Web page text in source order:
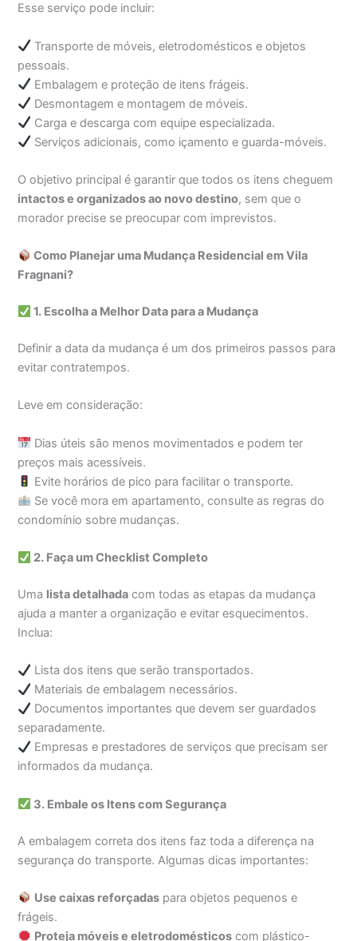
Esse serviço pode incluir:
Transporte de móveis, eletrodomésticos e objetos
pessoais.
Embalagem e proteção de itens frágeis.
Desmontagem e montagem de móveis.
Carga e descarga com equipe especializada.
Serviços adicionais, como içamento e guarda-móveis.
O objetivo principal é garantir que todos os itens cheguem
intactos e organizados ao novo destino, sem que o
morador precise se preocupar com imprevistos.
Como Planejar uma Mudança Residencial em Vila
Fragnani?
1. Escolha a Melhor Data para a Mudança
Definir a data da mudança é um dos primeiros passos para
evitar contratempos.
Leve em consideração:
Dias úteis são menos movimentados e podem ter
preços mais acessíveis.
Evite horários de pico para facilitar o transporte.
Se você mora em apartamento, consulte as regras do
condomínio sobre mudanças.
2. Faça um Checklist Completo
Uma lista detalhada com todas as etapas da mudança
ajuda a manter a organização e evitar esquecimentos.
Inclua:
Lista dos itens que serão transportados.
Materiais de embalagem necessários.
Documentos importantes que devem ser guardados
separadamente.
Empresas e prestadores de serviços que precisam ser
informados da mudança.
3. Embale os Itens com Segurança
A embalagem correta dos itens faz toda a diferença na
segurança do transporte. Algumas dicas importantes:
Use caixas reforçadas para objetos pequenos e
frágeis.
Proteja móveis e eletrodomésticos com plástico-